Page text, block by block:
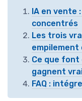
IA en vente
concentrés
Les trois
empilement
Ce que font
gagnent
FAQ :